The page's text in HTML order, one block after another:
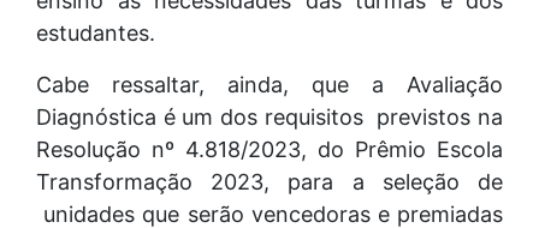
estudantes.
Cabe ressaltar, ainda, que a Avaliação
Diagnóstica é um dos requisitos previstos na
Resolução nº 4.818/2023, do Prêmio Escola
Transformação 2023, para a seleção de
unidades que serão vencedoras e premiadas